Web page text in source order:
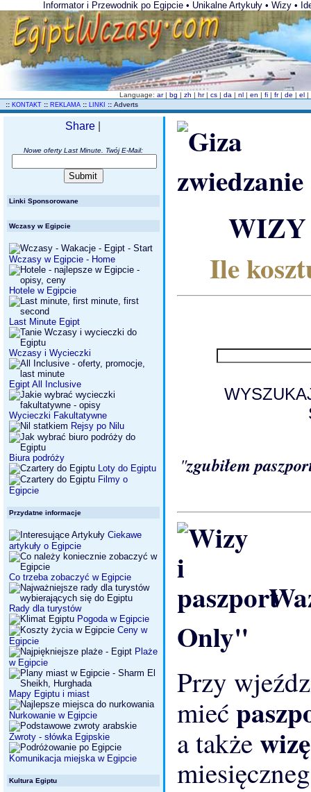
Informator i Przewodnik po Egipcie • Unikalne Artykuły • Wizy •
Language: ar| bg | zh | hr| cs | da | nl | en | fi | fr| de | el |
:: KONTAKT :: REKLAMA :: LINKI :: Adverts
Share
Nowe oferty Last Minute. Twój E-Mail:
Linki Sponsorowane
Wczasy w Egipcie
Wczasy w Egipcie - Home
Hotele w Egipcie
Last Minute Egipt
Wczasy i Wycieczki
Egipt All Inclusive
Wycieczki Fakultatywne
Rejsy po Nilu
Biura podróży
Loty do Egiptu
Filmy o
Egipcie
Przydatne informacje
Ciekawe
artykuły o Egipcie
Co trzeba zobaczyć w Egipcie
Rady dla turystów
Pogoda w Egipcie
Ceny w
Egipcie
Plaże
w Egipcie
Mapy Egiptu i miast
Nurkowanie w Egipcie
Zwroty - słówka Egipskie
Komunikacja miejska w Egipcie
Kultura Egiptu
WIZY
Ile
"zgubiłem
Only"
Przy
mieć
a takżewizę